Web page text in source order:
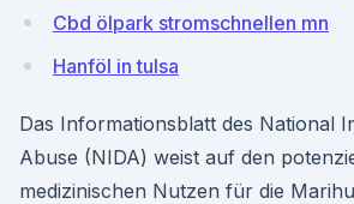
Cbd ölpark stromschnellen mn
Hanföl in tulsa
Das Informationsblatt des National
Abuse (NIDA) weist auf den
medizinischen Nutzen für die